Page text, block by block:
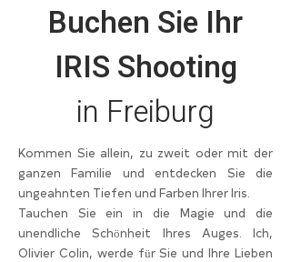
Buchen Sie Ihr
IRIS Shooting
in Freiburg
Kommen Sie allein, zu zweit oder mit der
ganzen Familie und entdecken Sie die
ungeahnten Tiefen und Farben Ihrer Iris.
Tauchen Sie ein in die Magie und die
unendliche Schönheit Ihres Auges. Ich,
Olivier Colin, werde für Sie und Ihre Lieben